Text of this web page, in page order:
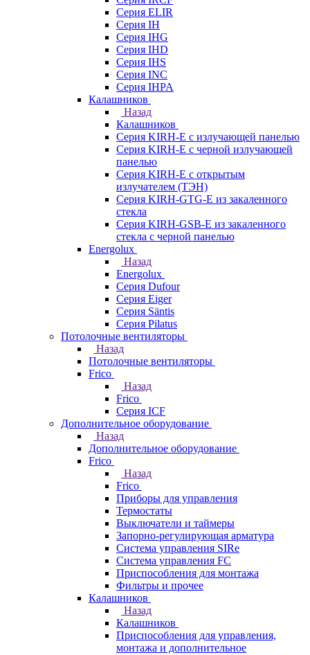
Серия ELIR
Серия IH
Серия IHG
Серия IHD
Серия IHS
Серия INC
Серия IHPA
Калашников
Назад
Калашников
Серия KIRH-E с излучающей панелью
Серия KIRH-E с черной излучающей
панелью
Серия KIRH-E с открытым
излучателем (ТЭН)
Серия KIRH-GTG-E из закаленного
стекла
Серия KIRH-GSB-E из закаленного
стекла с черной панелью
Energolux
Назад
Energolux
Серия Dufour
Серия Eiger
Серия Säntis
Серия Pilatus
Потолочные вентиляторы
Назад
Потолочные вентиляторы
Frico
Назад
Frico
Серия ICF
Дополнительное оборудование
Назад
Дополнительное оборудование
Frico
Назад
Frico
Приборы для управления
Термостаты
Выключатели и таймеры
Запорно-регулирующая арматура
Система управления SIRe
Система управления FC
Приспособления для монтажа
Фильтры и прочее
Калашников
Назад
Калашников
Приспособления для управления,
монтажа и дополнительное